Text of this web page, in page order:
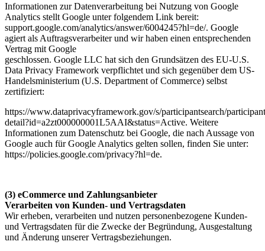
Informationen zur Datenverarbeitung bei Nutzung von Google
Analytics stellt Google unter folgendem Link bereit:
support.google.com/analytics/answer/6004245?hl=de/. Google
agiert als Auftragsverarbeiter und wir haben einen entsprechenden
Vertrag mit Google
geschlossen. Google LLC hat sich den Grundsätzen des EU-U.S.
Data Privacy Framework verpflichtet und sich gegenüber dem US-
Handelsministerium (U.S. Department of Commerce) selbst
zertifiziert:
https://www.dataprivacyframework.gov/s/participantsearch/
detail?id=a2zt000000001L5AAI&status=Active. Weitere
Informationen zum Datenschutz bei Google, die nach Aussage von
Google auch für Google Analytics gelten sollen, finden Sie unter:
https://policies.google.com/privacy?hl=de.
(3) eCommerce und Zahlungsanbieter
Verarbeiten von Kunden- und Vertragsdaten
Wir erheben, verarbeiten und nutzen personenbezogene Kunden-
und Vertragsdaten für die Zwecke der Begründung, Ausgestaltung
und Änderung unserer Vertragsbeziehungen.